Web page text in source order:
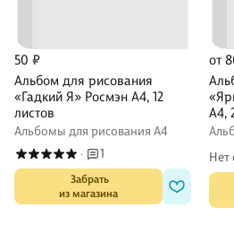
50 ₽
Альбом для рисования
«Гадкий Я» Росмэн А4, 12
листов
Альбомы для рисования А4
· 1
Забрать
из магазина
от
А4,
Нет